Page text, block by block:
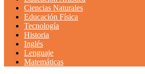
Ciencias Naturales
Educación Física
Tecnología
Historia
Inglés
Lenguaje
Matemáticas